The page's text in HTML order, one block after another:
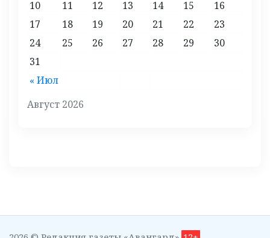
Август 2026
« Июл
10
11 12 13 14 15
16
17
18 19 20 21 22
23
24
25 26 27 28 29
30
31